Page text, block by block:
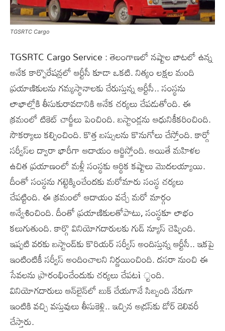
TGSRTC Cargo
TGSRTC Cargo Service : తెలంగాణలో నష్టాల బాటలో ఉన్న
అనేక కార్పొరేషన్లలో ఆర్టీసీ కూడా ఒకటి. నిత్యం లక్షల మంది
ప్రయాణికులను గమ్యస్థానాలకు చేరుస్తున్న ఆర్టీసీ.. సంస్థను
లాభాల్లోకి తీసుకురావడానికి అనేక చర్యలు చేపడుతోంది. ఈ
క్రమంలో టికెట్‌ చార్జీలు పెంచింది. బస్టాండ్లను ఆధునికీకరించింది.
సౌకర్యాలు కల్పించింది. కొత్త బస్సులను కొనుగోలు చేస్తోంది. కార్గో
సర్వీస్‌ల ద్వారా భారీగా ఆదాయం ఆర్జిస్తోంది. అయితే మహిళల
ఉచిత ప్రయాణంలో మళ్లీ సంస్థకు ఆర్థిక కష్టాలు మొదలయ్యాయి.
దీంతో సంస్థను గట్టెక్కించేందకు మరోమారు సంస్థ చర్యలు
చేపట్టింది. ఈ క్రమంలో ఆదాయం వచ్చే మరో మార్గం
అన్వేశించింది. దీంతో ప్రయాణికులతోపాటు, సంస్థకూ లాభం
కలుగుతుంది. కార్గొ వినియోగదారులకు గుడ్‌ న్యూస్‌ చెప్పింది.
ఇప్పటి వరకు బస్టాండ్‌కు కొరియర్‌ సర్వీస్‌ అందిస్తున్న ఆర్టీసీ.. ఇకపై
ఇంటింటికీ సర్వీస్‌ అందించాలని నిర్ణయించింది. దసరా నుంచి ఈ
సేవలను ప్రారంభించేందుకు చర్యలు చేపటì ్టంది.
వినియోగదారులు ఆన్‌లైన్‌లో బుక్‌ చేయగానే సిబ్బంది నేరుగా
ఇంటికి వచ్చి వస్తువులు తీసుకెళ్లి.. ఇచ్చిన అడ్రస్‌కు డోర్‌ డెలివరీ
చేస్తారు.